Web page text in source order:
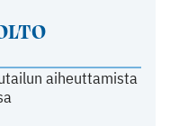
aiheuttamista